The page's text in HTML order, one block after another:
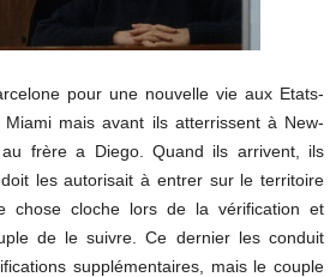
pour une nouvelle vie aux Etats-
mais avant ils atterrissent à New-
frère a Diego. Quand ils arrivent, ils
les autorisait à entrer sur le territoire
chose cloche lors de la vérification et
de le suivre. Ce dernier les conduit
supplémentaires, mais le couple